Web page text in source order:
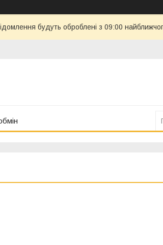
будуть оброблені з 09:00